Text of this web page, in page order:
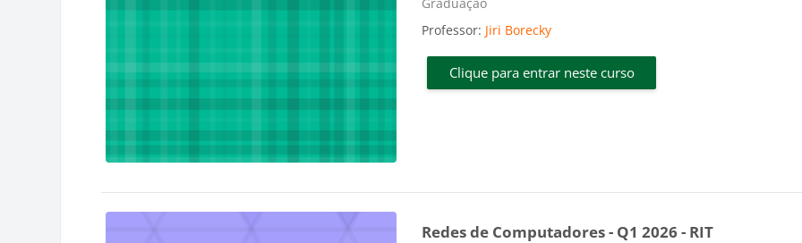
Professor: Jiri Borecky
Clique para entrar neste curso
Redes de Computadores - Q1 2026 - RIT